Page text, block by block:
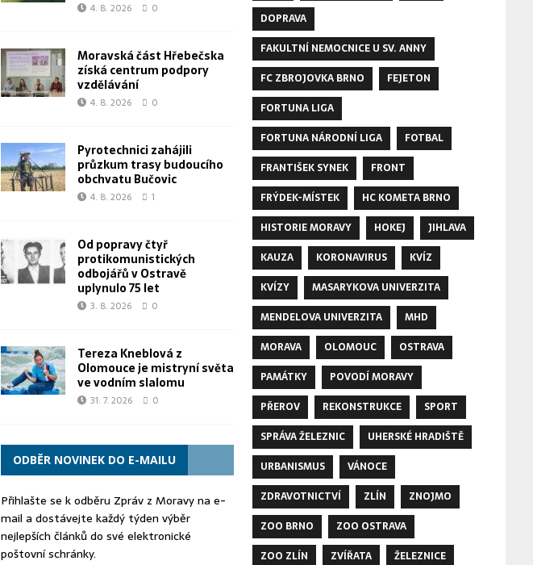
4. 8. 2026 0
Moravská část Hřebečska
získá centrum podpory
vzdělávání
4. 8. 2026 0
Pyrotechnici zahájili
průzkum trasy budoucího
obchvatu Bučovic
4. 8. 2026 1
Od popravy čtyř
protikomunistických
odbojářů v Ostravě
uplynulo 75 let
3. 8. 2026 0
Tereza Kneblová z
Olomouce je mistryní světa
ve vodním slalomu
31. 7. 2026 0
ODBĚR NOVINEK DO E-MAILU
Přihlašte se k odběru Zpráv z Moravy na e-
mail a dostávejte každý týden výběr
nejlepších článků do své elektronické
poštovní schránky.
DOPRAVA
FAKULTNÍ NEMOCNICE U SV. ANNY
FC ZBROJOVKA BRNO
FEJETON
FORTUNA LIGA
FORTUNA NÁRODNÍ LIGA
FOTBAL
FRANTIŠEK SYNEK
FRONT
FRÝDEK-MÍSTEK
HC KOMETA BRNO
HISTORIE MORAVY
HOKEJ
JIHLAVA
KAUZA
KORONAVIRUS
KVÍZ
KVÍZY
MASARYKOVA UNIVERZITA
MENDELOVA UNIVERZITA
MHD
MORAVA
OLOMOUC
OSTRAVA
PAMÁTKY
POVODÍ MORAVY
PŘEROV
REKONSTRUKCE
SPORT
SPRÁVA ŽELEZNIC
UHERSKÉ HRADIŠTĚ
URBANISMUS
VÁNOCE
ZDRAVOTNICTVÍ
ZLÍN
ZNOJMO
ZOO BRNO
ZOO OSTRAVA
ZOO ZLÍN
ZVÍŘATA
ŽELEZNICE